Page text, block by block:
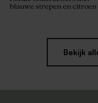
blauwe strepen en citroen
Bekijk